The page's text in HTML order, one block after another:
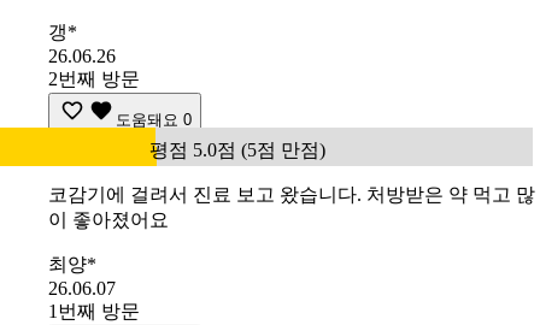
갱*
26.06.26
2번째 방문
도움돼요 0
평점 5.0점 (5점 만점)
코감기에 걸려서 진료 보고 왔습니다. 처방받은 약 먹고 많
이 좋아졌어요
최양*
26.06.07
1번째 방문